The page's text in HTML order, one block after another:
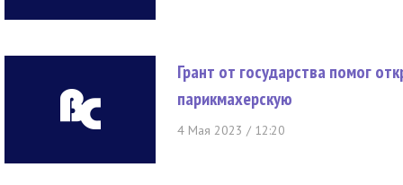
Грант от государства помог
парикмахерскую
4 Мая 2023 / 12:20